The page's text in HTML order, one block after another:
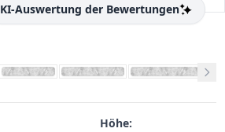
KI-Auswertung der Bewertungen
Höhe: